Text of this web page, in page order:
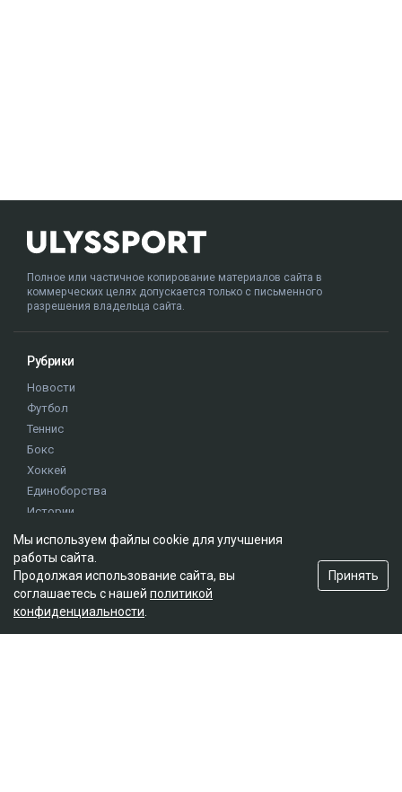
Полное или частичное копирование материалов сайта в
коммерческих целях допускается только с письменного
разрешения владельца сайта.
Рубрики
Новости
Футбол
Теннис
Бокс
Хоккей
Единоборства
Истории
Редакция
О проекте
Правила сайта
Мы используем файлы cookie для улучшения
работы сайта.
Продолжая использование сайта, вы
соглашаетесь с нашей политикой
конфиденциальности
Принять